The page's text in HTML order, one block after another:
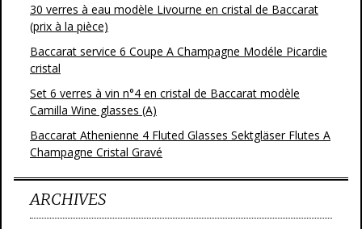
30 verres à eau modèle Livourne en cristal de Baccarat
(prix à la pièce)
Baccarat service 6 Coupe A Champagne Modéle Picardie
cristal
Set 6 verres à vin n°4 en cristal de Baccarat modèle
Camilla Wine glasses (A)
Baccarat Athenienne 4 Fluted Glasses Sektgläser Flutes A
Champagne Cristal Gravé
ARCHIVES